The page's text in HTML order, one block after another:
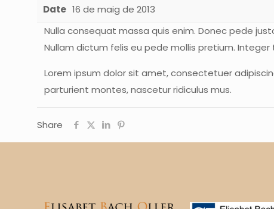
Date 16 de maig de 2013
Nulla consequat massa quis enim. Donec pede
Nullam dictum felis eu pede mollis pretium.
Lorem ipsum dolor sit amet, consectetuer
parturient montes, nascetur ridiculus mus.
Share